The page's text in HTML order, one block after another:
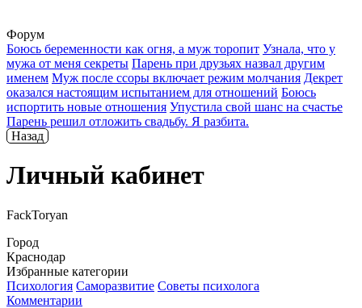
Форум
Боюсь беременности как огня, а муж торопит Узнала, что у
мужа от меня секреты Парень при друзьях назвал другим
именем Муж после ссоры включает режим молчания Декрет
оказался настоящим испытанием для отношений Боюсь
испортить новые отношения Упустила свой шанс на счастье
Парень решил отложить свадьбу. Я разбита.
Назад
Личный кабинет
FackToryan
Город
Краснодар
Избранные категории
Психология Саморазвитие Советы психолога
Комментарии